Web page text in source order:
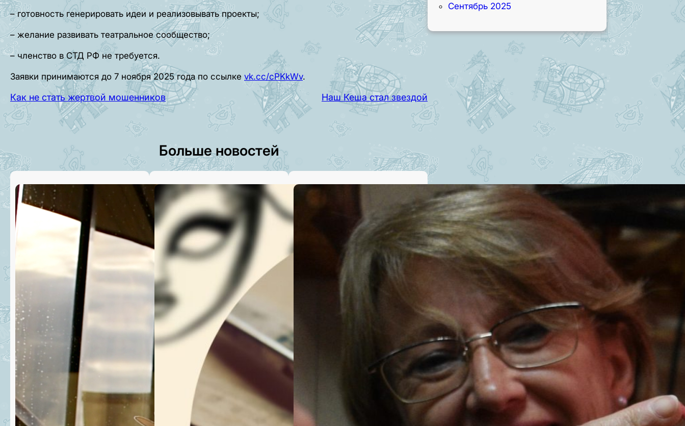
– готовность генерировать идеи и реализовывать проекты;
– желание развивать театральное сообщество;
– членство в СТД РФ не требуется.
Заявки принимаются до 7 ноября 2025 года по ссылке vk.cc/cPKkWv.
Как не стать жертвой мошенников Наш Кеша стал звездой
Больше новостей
Сентябрь 2025